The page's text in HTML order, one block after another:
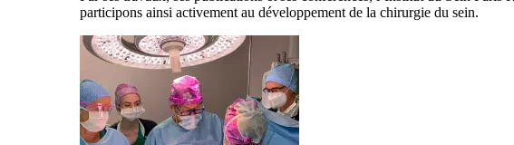
participons ainsi activement au développement de la chirurgie du sein.